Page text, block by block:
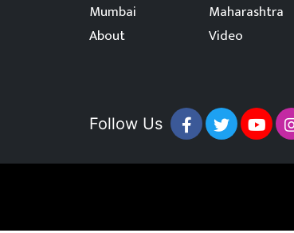
Mumbai Maharashtra
About
Video